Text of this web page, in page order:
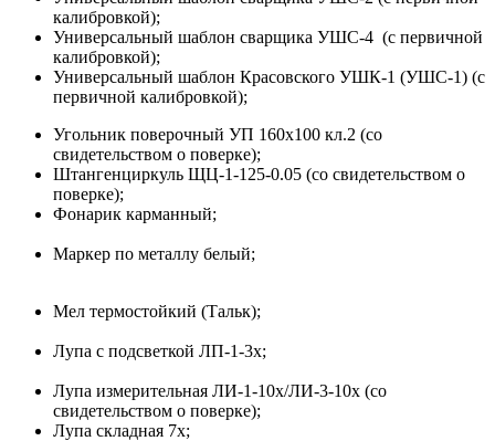
калибровкой);
Универсальный шаблон сварщика УШС-4 (с первичной
калибровкой);
Универсальный шаблон Красовского УШК-1 (УШС-1) (с
первичной калибровкой);
Угольник поверочный УП 160х100 кл.2 (со
свидетельством о поверке);
Штангенциркуль ЩЦ-1-125-0.05 (со свидетельством о
поверке);
Фонарик карманный;
Маркер по металлу белый;
Мел термостойкий (Тальк);
Лупа с подсветкой ЛП-1-3х;
Лупа измерительная ЛИ-1-10х/ЛИ-3-10х (со
свидетельством о поверке);
Лупа складная 7х;